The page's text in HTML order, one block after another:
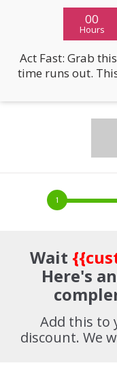
Wait
Here's
Add this to
discount. We
00
Hours
Act Fast: Grab
time runs out.